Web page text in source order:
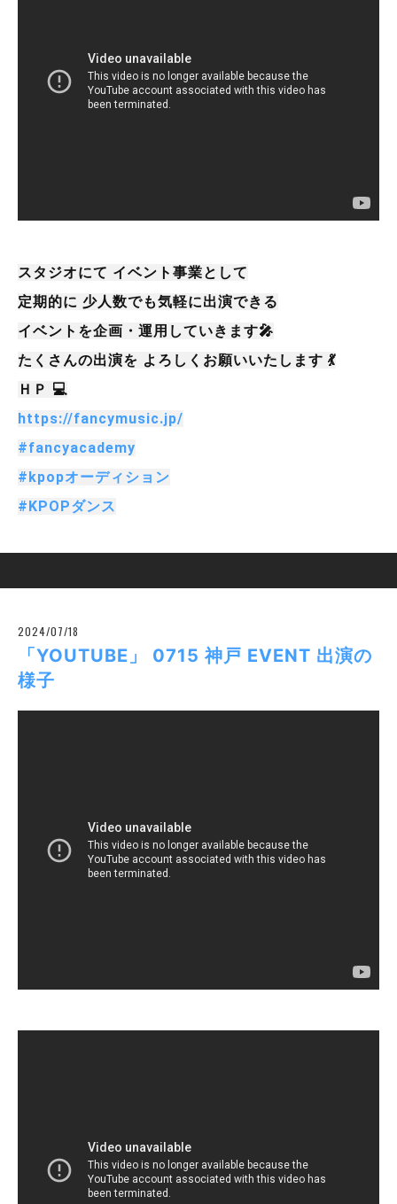
スタジオにて イベント事業として
定期的に 少人数でも気軽に出演できる
イベントを企画・運用していきます🎤
たくさんの出演を よろしくお願いいたします 💃
ＨＰ 💻
https://fancymusic.jp/
#fancyacademy
#kpopオーディション
#KPOPダンス
2024/07/18
「YOUTUBE」 0715 神戸 EVENT 出演の
様子